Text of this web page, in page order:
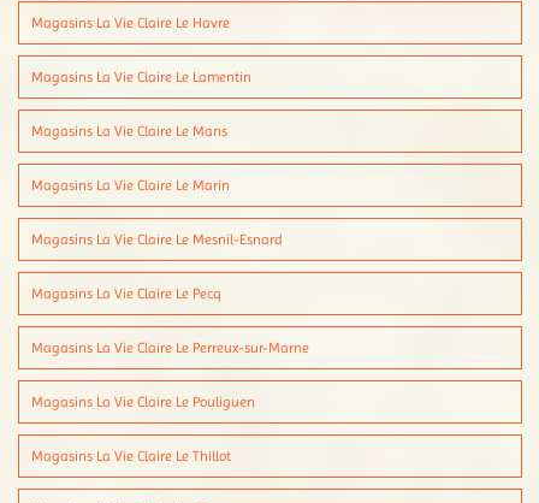
Magasins La Vie Claire Le Havre
Magasins La Vie Claire Le Lamentin
Magasins La Vie Claire Le Mans
Magasins La Vie Claire Le Marin
Magasins La Vie Claire Le Mesnil-Esnard
Magasins La Vie Claire Le Pecq
Magasins La Vie Claire Le Perreux-sur-Marne
Magasins La Vie Claire Le Pouliguen
Magasins La Vie Claire Le Thillot